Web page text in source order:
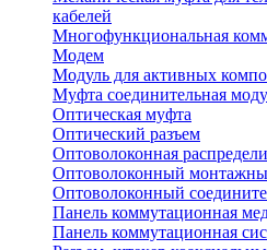
кабелей
Многофункциональная
Модем
Модуль для активных
Муфта соединительная
Оптическая муфта
Оптический разъем
Оптоволоконная
Оптоволоконный
Оптоволоконный
Панель коммутационная
Панель коммутационная